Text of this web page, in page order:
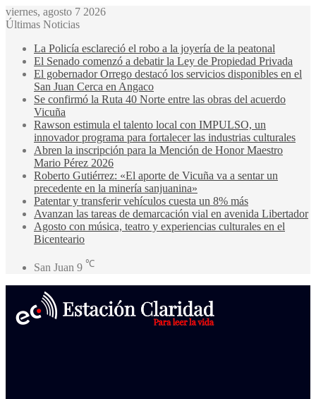
viernes, agosto 7 2026
Últimas Noticias
La Policía esclareció el robo a la joyería de la peatonal
El Senado comenzó a debatir la Ley de Propiedad Privada
El gobernador Orrego destacó los servicios disponibles en el
San Juan Cerca en Angaco
Se confirmó la Ruta 40 Norte entre las obras del acuerdo
Vicuña
Rawson estimula el talento local con IMPULSO, un
innovador programa para fortalecer las industrias culturales
Abren la inscripción para la Mención de Honor Maestro
Mario Pérez 2026
Roberto Gutiérrez: «El aporte de Vicuña va a sentar un
precedente en la minería sanjuanina»
Patentar y transferir vehículos cuesta un 8% más
Avanzan las tareas de demarcación vial en avenida Libertador
Agosto con música, teatro y experiencias culturales en el
Bicenteario
San Juan 9 ℃